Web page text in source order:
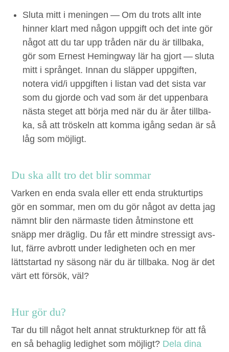
Slu­ta mitt i menin­gen — Om du trots allt inte
hin­ner klart med någon uppgift och det inte gör
något att du tar upp trå­den när du är till­ba­ka,
gör som Ernest Hem­ing­way lär ha gjort — slu­ta
mitt i språnget. Innan du släp­per uppgiften,
notera vid/​i uppgiften i lis­tan vad det sista var
som du gjorde och vad som är det uppen­bara
näs­ta steget att bör­ja med när du är åter till­ba­
ka, så att tröskeln att kom­ma igång sedan är så
låg som möjligt.
Du ska allt tro det blir sommar
Varken en enda svala eller ett enda struk­tur­tips
gör en som­mar, men om du gör något av det­ta jag
näm­nt blir den när­maste tiden åtmin­stone ett
snäpp mer dräg­lig. Du får ett min­dre stres­sigt avs­
lut, färre avbrott under ledigheten och en mer
lättstar­tad ny säsong när du är till­ba­ka. Nog är det
värt ett försök, väl?
Hur gör du?
Tar du till något helt annat struk­turknep för att få
en så behaglig ledighet som möjligt? Dela dina